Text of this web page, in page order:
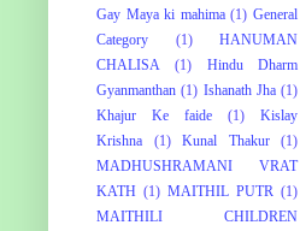
Gay Maya ki mahima (1) General
Category
(1)
HANUMAN
CHALISA
(1)
Hindu Dharm
Gyanmanthan (1) Ishanath Jha (1)
Khajur Ke faide
(1)
Kislay
Krishna
(1) Kunal Thakur
(1)
MADHUSHRAMANI VRAT
KATH (1) MAITHIL PUTR (1)
MAITHILI CHILDREN